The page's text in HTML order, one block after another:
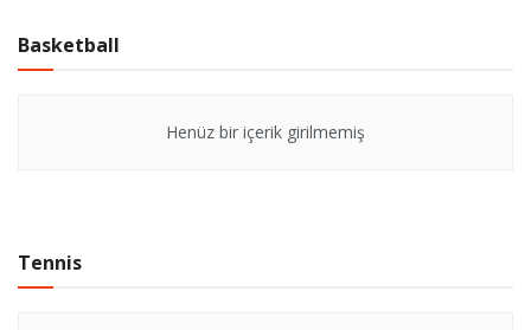
Basketball
Henüz bir içerik girilmemiş
Tennis